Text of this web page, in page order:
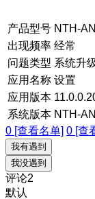
产品型号 NTH-
出现频率 经常
问题类型 系统升
应用名称 设置
应用版本
系统版本 NTH-
0 [查看名单] 0 [查
我有遇到
我没遇到
评论2
默认